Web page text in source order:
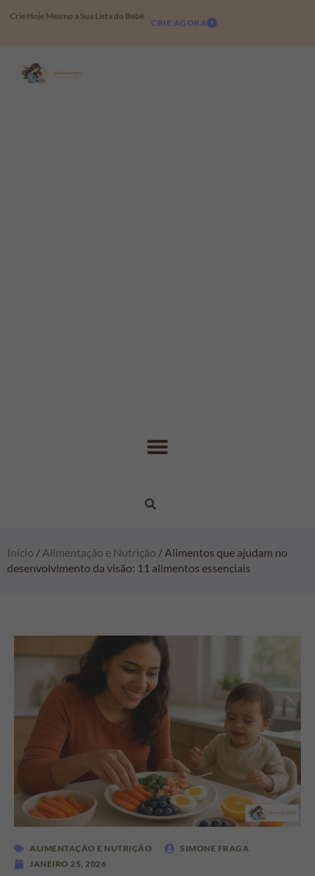
Crie Hoje Mesmo a Sua Lista do Bebê
CRIE AGORA
Início / Alimentação e Nutrição / Alimentos que ajudam no
desenvolvimento da visão: 11 alimentos essenciais
ALIMENTAÇÃO E NUTRIÇÃO
SIMONE FRAGA
JANEIRO 25, 2026